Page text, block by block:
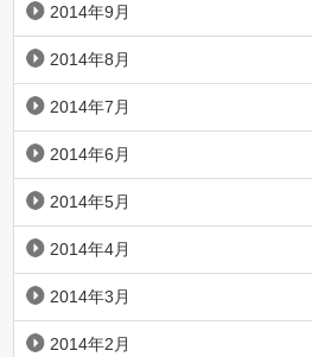
2014年9月
2014年8月
2014年7月
2014年6月
2014年5月
2014年4月
2014年3月
2014年2月